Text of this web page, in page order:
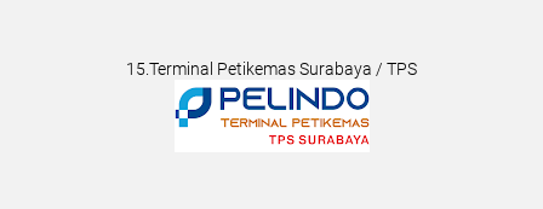
15.Terminal Petikemas Surabaya / TPS